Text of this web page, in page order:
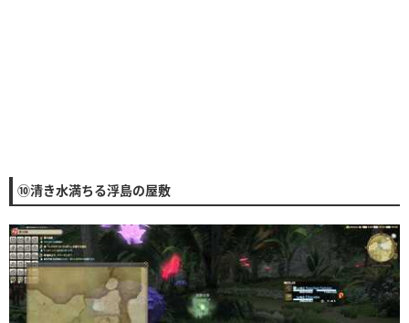
⑩清き水満ちる浮島の屋敷